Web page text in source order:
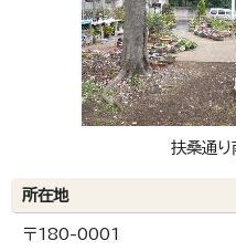
扶桑通り
所在地
〒180-0001